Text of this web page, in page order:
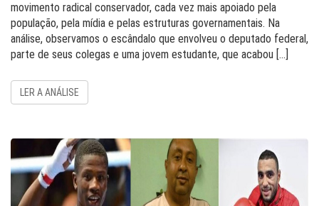
movimento radical conservador, cada vez mais apoiado pela
população, pela mídia e pelas estruturas governamentais. Na
análise, observamos o escândalo que envolveu o deputado federal,
parte de seus colegas e uma jovem estudante, que acabou […]
LER A ANÁLISE